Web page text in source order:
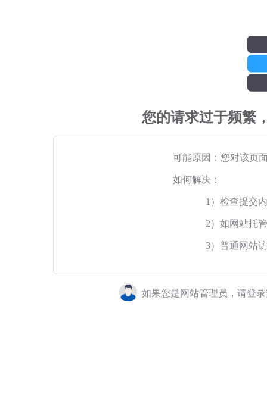
您的请求过于频繁
可能原因：您对该页
如何解决：
1）检查提交
2）如网站托
3）普通网站
如果您是网站管理员，请登